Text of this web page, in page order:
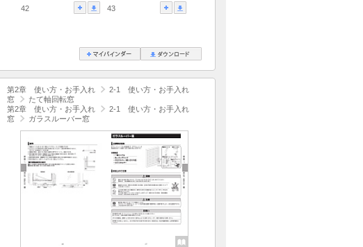
42 43
第2章 使い方・お手入れ
2-1 使い方・お手入れ
窓
たて軸回転窓
第2章 使い方・お手入れ
2-1 使い方・お手入れ
窓
ガラスルーバー窓